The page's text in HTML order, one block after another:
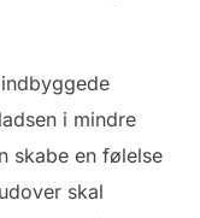
i mindre
skabe en følelse
skal